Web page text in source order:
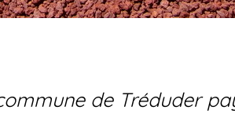
de Tréduder